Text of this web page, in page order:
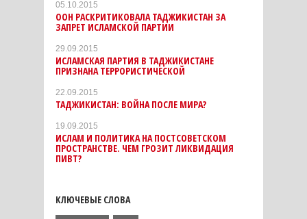
05.10.2015
ООН РАСКРИТИКОВАЛА ТАДЖИКИСТАН ЗА
ЗАПРЕТ ИСЛАМСКОЙ ПАРТИИ
29.09.2015
ИСЛАМСКАЯ ПАРТИЯ В ТАДЖИКИСТАНЕ
ПРИЗНАНА ТЕРРОРИСТИЧЕСКОЙ
22.09.2015
ТАДЖИКИСТАН: ВОЙНА ПОCЛЕ МИРА?
19.09.2015
ИСЛАМ И ПОЛИТИКА НА ПОСТСОВЕТСКОМ
ПРОСТРАНСТВЕ. ЧЕМ ГРОЗИТ ЛИКВИДАЦИЯ
ПИВТ?
КЛЮЧЕВЫЕ СЛОВА